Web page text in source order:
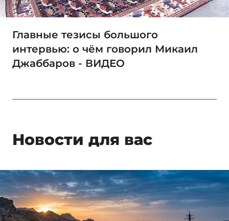
Главные тезисы большого
интервью: о чём говорил Микаил
Джаббаров - ВИДЕО
Новости для вас